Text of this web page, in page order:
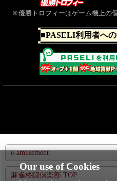
※優勝トロフィーはゲーム機上の
■PASELI利用者へ
e-amusement
麻雀格闘倶楽部 TOP
Our use of Cookies